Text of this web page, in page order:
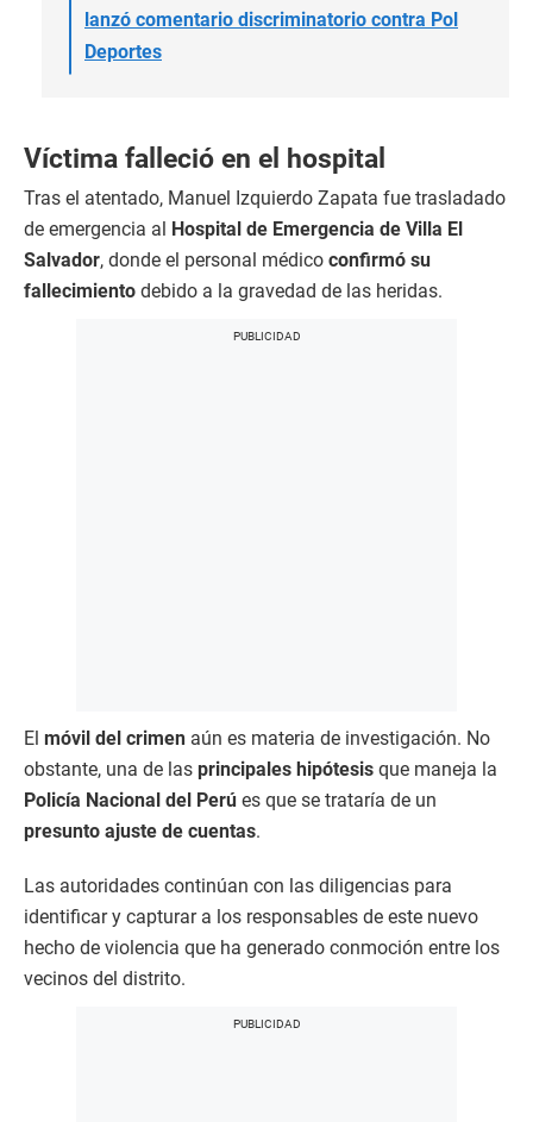
lanzó comentario discriminatorio contra Pol
Deportes
Víctima falleció en el hospital
Tras el atentado, Manuel Izquierdo Zapata fue trasladado
de emergencia al
Hospital de Emergencia de Villa El
Salvador, donde el personal médico confirmó su
fallecimiento debido a la gravedad de las heridas.
El móvil del crimen aún es materia de investigación. No
obstante, una de las principales hipótesis que maneja la
Policía Nacional del Perú es que se trataría de un
presunto ajuste de cuentas.
Las autoridades continúan con las diligencias para
identificar y capturar a los responsables de este nuevo
hecho de violencia que ha generado conmoción entre los
vecinos del distrito.